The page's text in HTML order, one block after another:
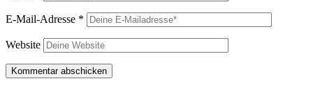
E-Mail-Adresse *
Website